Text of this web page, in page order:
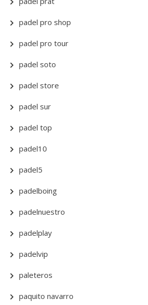
padel pro shop
padel pro tour
padel soto
padel store
padel sur
padel top
padel10
padel5
padelboing
padelnuestro
padelplay
padelvip
paleteros
paquito navarro